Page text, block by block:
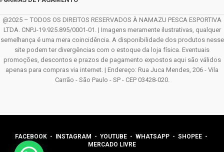
@2025 – TODOS OS DIREITOS RESERVADOS À NAMAZU PESCA ESPORTIVA
LTDA. CNPJ-19.925.895/0001-01. | Imagens meramente ilustrativas, qualquer
semelhança é uma mera coincidência. A disponibilidade dos produtos nesse
site podem ter divergências com o estoque da loja física. Eventuais
promoções, descontos e prazos de pagamento expostos aqui são válidos
apenas para compras via internet. | Endereço: Rua Juca Mendes, 206 - Vila
Carrão - São Paulo - SP - CEP 03428-020.
FACEBOOK - INSTAGRAM - YOUTUBE - WHATSAPP - SHOPEE -
MERCADO LIVRE